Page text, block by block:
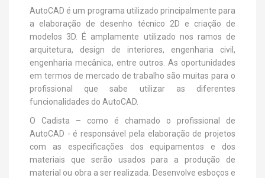
AutoCAD é um programa utilizado principalmente para
a elaboração de desenho técnico 2D e criação de
modelos 3D. É amplamente utilizado nos ramos de
arquitetura, design de interiores, engenharia civil,
engenharia mecânica, entre outros. As oportunidades
em termos de mercado de trabalho são muitas para o
profissional que sabe utilizar as diferentes
funcionalidades do AutoCAD.
O Cadista – como é chamado o profissional de
AutoCAD - é responsável pela elaboração de projetos
com as especificações dos equipamentos e dos
materiais que serão usados para a produção de
material ou obra a ser realizada. Desenvolve esboços e